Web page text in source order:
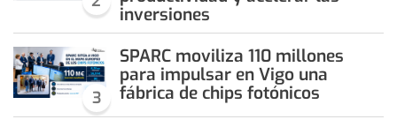
inversiones
3
SPARC moviliza 110 millones
para impulsar en Vigo una
fábrica de chips fotónicos